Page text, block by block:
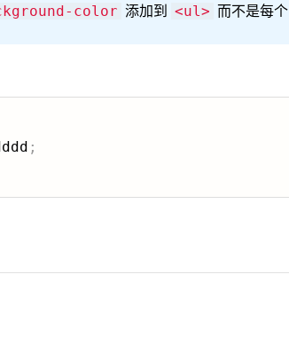
color 添加到 <ul> 而不是每个
;